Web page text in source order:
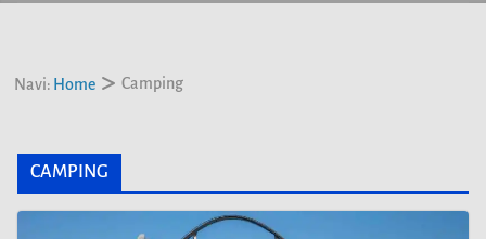
Navi: Home Camping
CAMPING